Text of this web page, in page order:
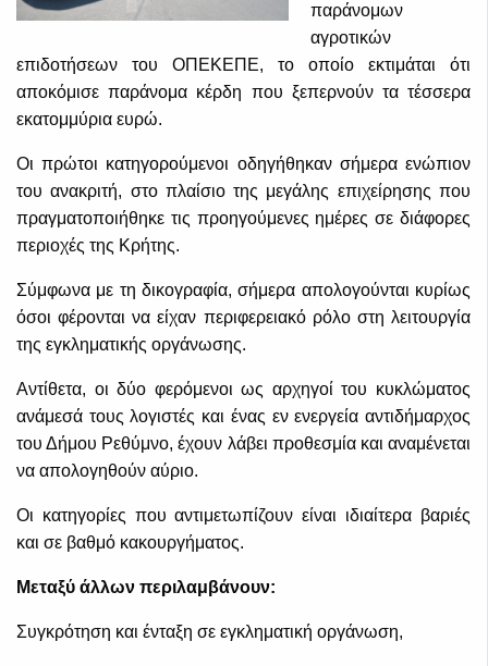
παράνομων
αγροτικών
επιδοτήσεων του ΟΠΕΚΕΠΕ, το οποίο εκτιμάται ότι
αποκόμισε παράνομα κέρδη που ξεπερνούν τα τέσσερα
εκατομμύρια ευρώ.
Οι πρώτοι κατηγορούμενοι οδηγήθηκαν σήμερα ενώπιον
του ανακριτή, στο πλαίσιο της μεγάλης επιχείρησης που
πραγματοποιήθηκε τις προηγούμενες ημέρες σε διάφορες
περιοχές της Κρήτης.
Σύμφωνα με τη δικογραφία, σήμερα απολογούνται κυρίως
όσοι φέρονται να είχαν περιφερειακό ρόλο στη λειτουργία
της εγκληματικής οργάνωσης.
Αντίθετα, οι δύο φερόμενοι ως αρχηγοί του κυκλώματος
ανάμεσά τους λογιστές και ένας εν ενεργεία αντιδήμαρχος
του Δήμου Ρεθύμνο, έχουν λάβει προθεσμία και αναμένεται
να απολογηθούν αύριο.
Οι κατηγορίες που αντιμετωπίζουν είναι ιδιαίτερα βαριές
και σε βαθμό κακουργήματος.
Μεταξύ άλλων περιλαμβάνουν:
Συγκρότηση και ένταξη σε εγκληματική οργάνωση,